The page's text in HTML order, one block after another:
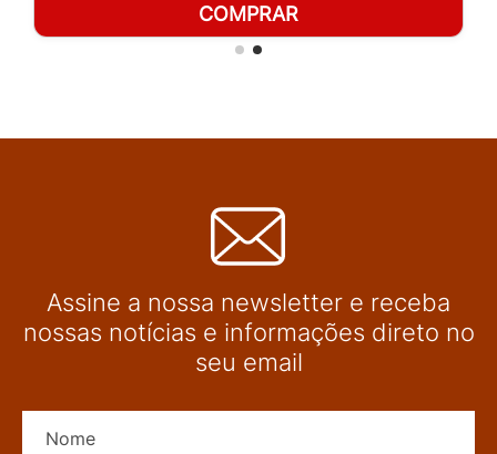
COMPRAR
Assine a nossa newsletter e receba
nossas notícias e informações direto no
seu email